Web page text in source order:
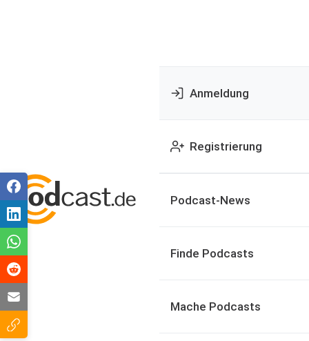
Anmeldung
Registrierung
Podcast-News
Finde Podcasts
Mache Podcasts